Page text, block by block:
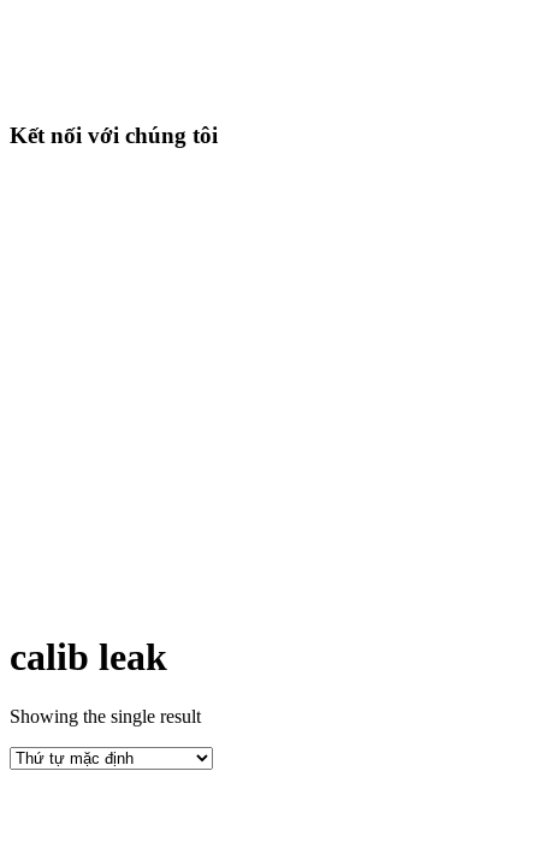
Kết nối với chúng tôi
calib leak
Showing the single result